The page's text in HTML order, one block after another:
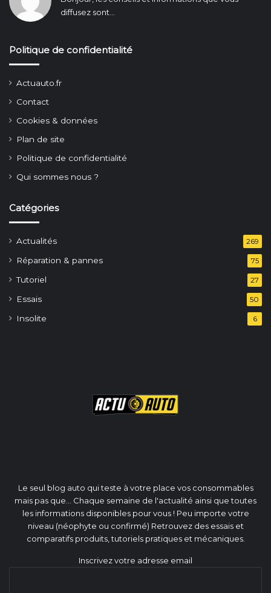
diffusez sont...
Politique de confidentialité
Actuauto.fr
Contact
Cookies & données
Plan de site
Politique de confidentialité
Qui sommes nous ?
Catégories
Actualités 269
Réparation & pannes 75
Tutoriel 27
Essais 50
Insolite 6
Le seul blog auto qui teste à votre place vos consommables
mais pas que... Chaque semaine de l'actualité ainsi que toutes
les informations disponibles pour vous ! Peu importe votre
niveau (néophyte ou confirmé) Retrouvez des essais et
comparatifs produits, tutoriels pratiques et mécaniques.
Inscrivez votre adresse email